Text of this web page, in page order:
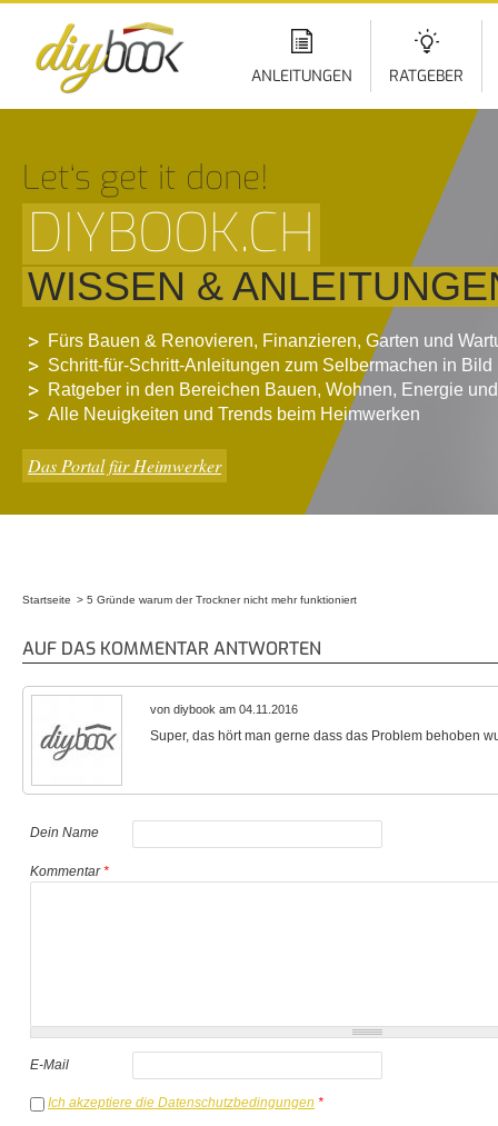
ANLEITUNGEN RATGEBER
Let‘s get it done!
DIYBOOK.CH
WISSEN &
Fürs Bauen & Renovieren, Finanzieren, Garten und
Schritt-für-Schritt-Anleitungen zum Selbermachen in Bild
Ratgeber in den Bereichen Bauen, Wohnen, Energie
Alle Neuigkeiten und Trends beim Heimwerken
Das Portal für Heimwerker
Startseite 5 Gründe warum der Trockner nicht mehr funktioniert
AUF DAS KOMMENTAR ANTWORTEN
von diybook am 04.11.2016
Super, das hört man gerne dass das Problem behoben
Dein Name
Kommentar*
E-Mail
Ich akzeptiere die Datenschutzbedingungen *